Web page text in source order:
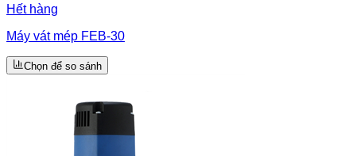
Hết hàng
Máy vát mép FEB-30
Chọn để so sánh